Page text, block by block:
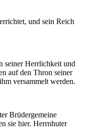
und sein Reich
seiner Herrlichkeit und
auf den Thron seiner
versammelt werden.
Brüdergemeine
sie hier. Herrnhuter